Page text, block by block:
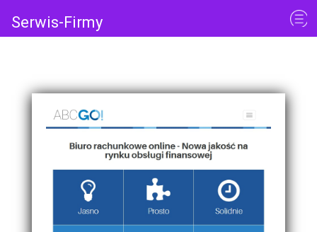
Serwis-Firmy